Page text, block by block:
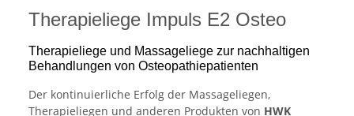
Therapieliege Impuls E2 Osteo
Therapieliege und Massageliege zur nachhaltigen
Behandlungen von Osteopathiepatienten
Der kontinuierliche Erfolg der Massageliegen,
Therapieliegen und anderen Produkten von HWK